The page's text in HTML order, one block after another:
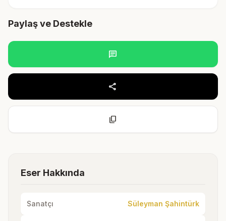
Paylaş ve Destekle
chat
share
content_copy
Eser Hakkında
Sanatçı Süleyman Şahintürk